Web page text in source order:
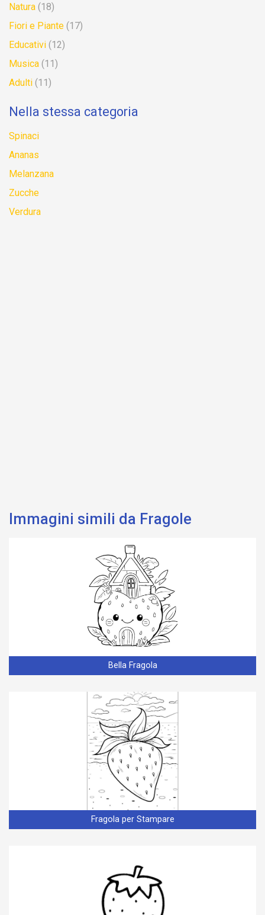
Natura (18)
Fiori e Piante (17)
Educativi (12)
Musica (11)
Adulti (11)
Nella stessa categoria
Spinaci
Ananas
Melanzana
Zucche
Verdura
Immagini simili da Fragole
Bella Fragola
Fragola per Stampare